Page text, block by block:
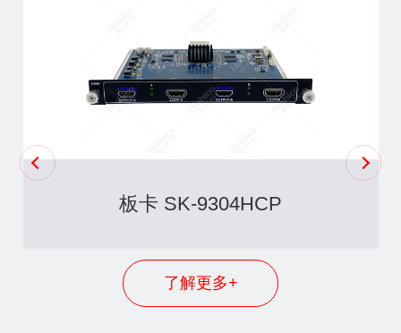
板卡 SK-9304HCP
了解更多+